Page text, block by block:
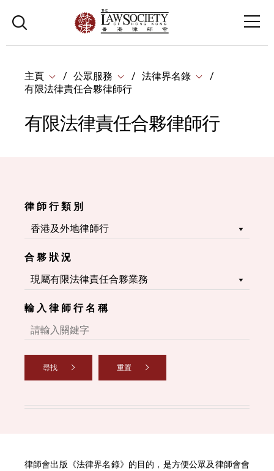
主頁 公眾服務
法律界名錄
有限法律責任合夥律師行
有限法律責任合夥律師行
律 師 行 類 別
合 夥 狀 況
輸 入 律 師 行 名 稱
尋找 重置
律師會出版《法律界名錄》的目的，是方便公眾及律師會會